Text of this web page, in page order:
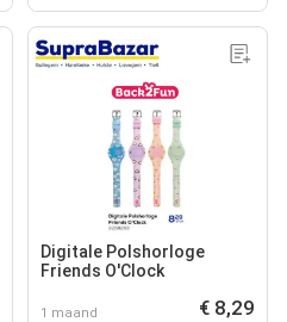
Digitale Polshorloge
Friends O'Clock
1 maand € 8,29